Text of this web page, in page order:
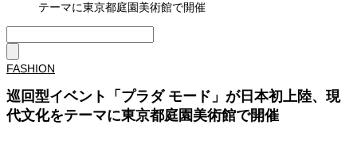
テーマに東京都庭園美術館で開催
FASHION
巡回型イベント「プラダ モード」が日本初上陸、現
代文化をテーマに東京都庭園美術館で開催